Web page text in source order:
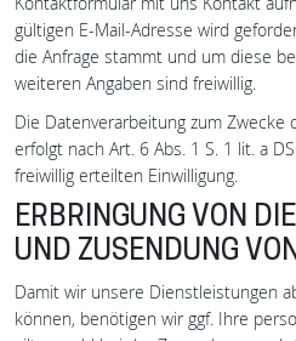
Kontaktformular mit uns Kontakt
gültigen E-Mail-Adresse wird
die Anfrage stammt und um diese
weiteren Angaben sind freiwillig.
Die Datenverarbeitung zum Zwecke
erfolgt nach Art. 6 Abs. 1 S. 1 lit. a
freiwillig erteilten Einwilligung.
ERBRINGUNG VON
UND ZUSENDUNG
Damit wir unsere Dienstleistungen
können, benötigen wir ggf. Ihre